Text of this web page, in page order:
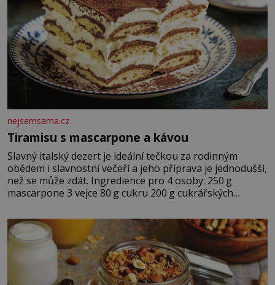
nejsemsama.cz
Tiramisu s mascarpone a kávou
Slavný italský dezert je ideální tečkou za rodinným
obědem i slavnostní večeří a jeho příprava je jednodušší,
než se může zdát. Ingredience pro 4 osoby: 250 g
mascarpone 3 vejce 80 g cukru 200 g cukrářských
posypání Postup: Oddělte žloutky od bílků. Žloutky
vyšlehejte s cukrem do světlé pěny a postupně do nich
vmíchejte mascarpone, aby vznikl hladký